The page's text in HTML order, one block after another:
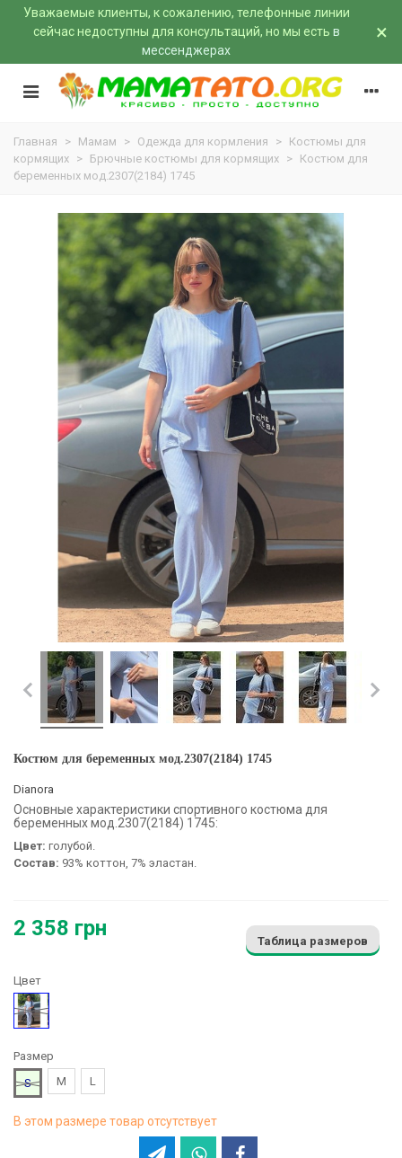
Уважаемые клиенты, к сожалению, телефонные линии
сейчас недоступны для консультаций, но мы есть в
мессенджерах
×
Главная > Мамам > Одежда для кормления > Костюмы для
кормящих > Брючные костюмы для кормящих > Костюм для
беременных мод.2307(2184) 1745
Костюм для беременных мод.2307(2184) 1745
Dianora
Основные характеристики спортивного костюма для
беременных мод.2307(2184) 1745:
Цвет: голубой.
Состав: 93% коттон, 7% эластан.
2 358 грн
Таблица размеров
Цвет
Голубой
Размер
S
M L
В этом размере товар отсутствует